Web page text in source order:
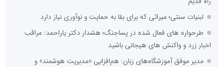
لبنیات سنتی؛ میراثی که برای بقا به حمایت و نوآوری نیاز دارد
طرحواره های فعال شده در پساجنگ؛ هشدار دکتر یاراحمد: مراقب
اخبار زرد و واکنش های هیجانی باشید
مدیر موفق آموزشگاه‌های زبان: هم‌افزایی «مدیریت هوشمند» و